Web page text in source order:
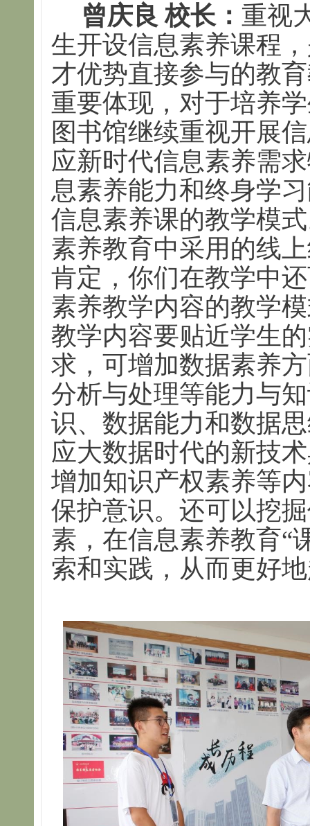
曾庆良 校长： 重视
生开设信息素养课程
才优势直接参与的教
重要体现，对于培养
图书馆继续重视开展
应新时代信息素养需
息素养能力和终身学
信息素养课的教学模
素养教育中采用的线
肯定，你们在教学中
素养教学内容的教学
教学内容要贴近学生
求，可增加数据素养
分析与处理等能力与
识、数据能力和数据
应大数据时代的新技
增加知识产权素养等
保护意识。还可以挖
素，在信息素养教育“
索和实践，从而更好